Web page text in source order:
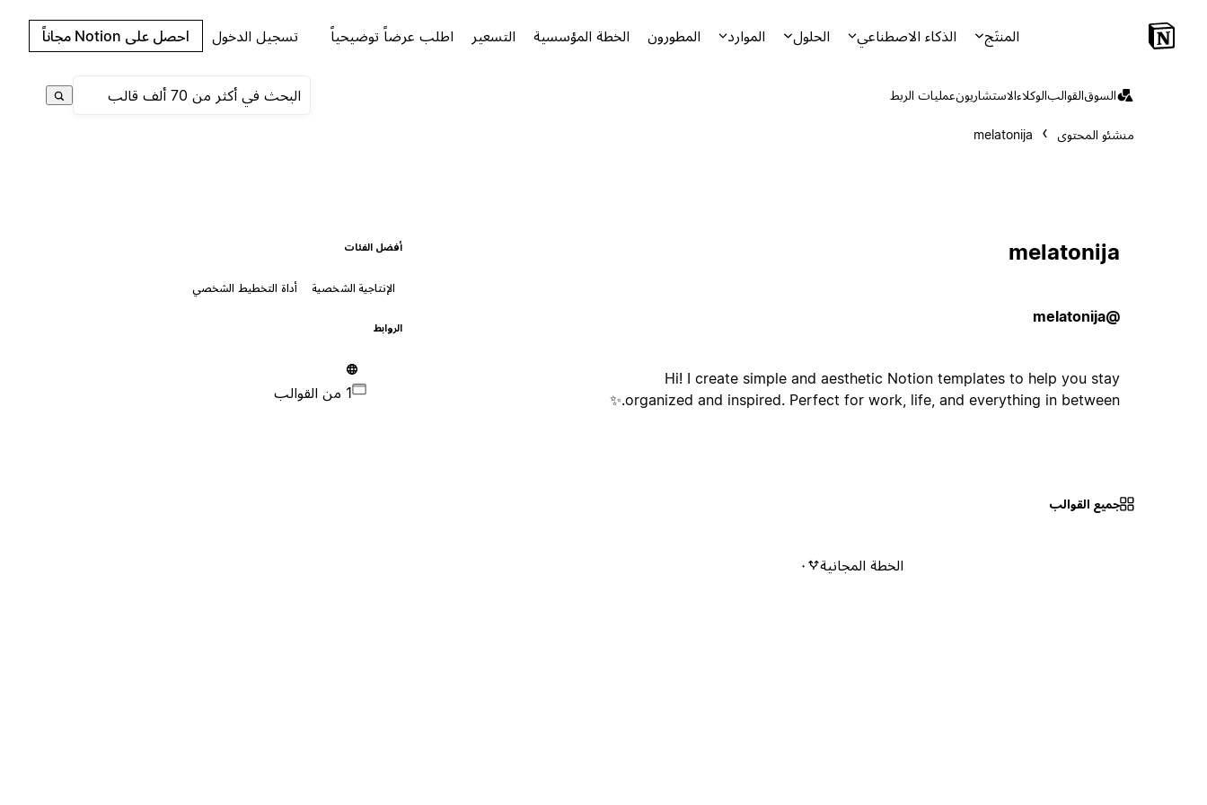
المنتَج الذكاء الاصطناعي الحلول الموارد المطورون الخطة المؤسسية التسعير اطلب عرضاً توضيحياً تسجيل الدخول احصل على Notion مجاناً
السوقالقوالبالوكلاءالاستشاريونعمليات الربط
منشئو المحتوى melatonija
melatonija
@melatonija
Hi! I create simple and aesthetic Notion templates to help you stay
organized and inspired. Perfect for work, life, and everything in between.✨
أفضل الفئات
الإنتاجية الشخصية أداة التخطيط الشخصي
الروابط
1 من القوالب
جميع القوالب
الخطة المجانية ٠